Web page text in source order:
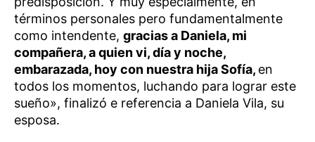
términos personales pero fundamentalmente
como intendente, gracias a Daniela, mi
compañera, a quien vi, día y noche,
embarazada, hoy con nuestra hija Sofía, en
todos los momentos, luchando para lograr este
sueño», finalizó e referencia a Daniela Vila, su
esposa.